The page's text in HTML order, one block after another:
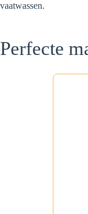
vaatwassen.
Perfecte